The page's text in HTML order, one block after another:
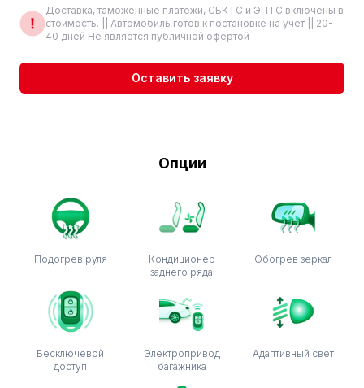
Доставка, таможенные платежи, СБКТС и ЭПТС включены в
стоимость. || Автомобиль готов к постановке на учет || 20-
40 дней Не является публичной офертой
Оставить заявку
Опции
Подогрев руля
Кондиционер
заднего ряда
Обогрев зеркал
Бесключевой
доступ
Электропривод
багажника
Адаптивный свет